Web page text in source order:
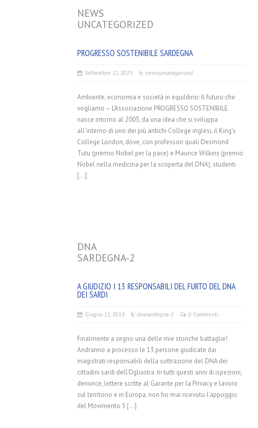
NEWS
UNCATEGORIZED
PROGRESSO SOSTENIBILE SARDEGNA
Settembre 22, 2023 newsuncategorized
Ambiente, economia e società in equilibrio: Il futuro che
vogliamo – L’Associazione PROGRESSO SOSTENIBILE
nasce intorno al 2003, da una idea che si sviluppa
all’interno di uno dei più antichi College inglesi, il King’s
College London, dove, con professori quali Desmond
Tutu (premio Nobel per la pace) e Maurice Wilkins (premio
Nobel nella medicina per la scoperta del DNA), studenti
[…]
DNA
SARDEGNA-2
A GIUDIZIO I 13 RESPONSABILI DEL FURTO DEL DNA
DEI SARDI
Giugno 11, 2019 dnasardegna-2 0 Commenti
Finalmente a segno una delle mie storiche battaglie!
Andranno a processo le 13 persone giudicate dai
magistrati responsabili della sottrazione del DNA dei
cittadini sardi dell’Ogliastra. In tutti questi anni di ispezioni,
denunce, lettere scritte al Garante per la Privacy e lavoro
sul territorio e in Europa, non ho mai ricevuto l’appoggio
del Movimento 5 […]